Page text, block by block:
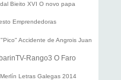
Bieito XVI O novo papa
Emprendedoras
Accidente de Angrois Juan
Rango3 O Faro
Letras Galegas 2014